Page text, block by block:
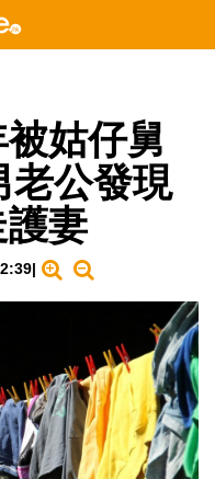
姑仔舅
老公發現
妻
|